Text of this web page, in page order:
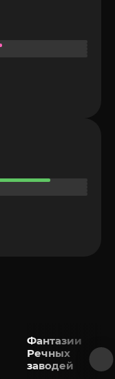
Фантазии
Речных
заводей